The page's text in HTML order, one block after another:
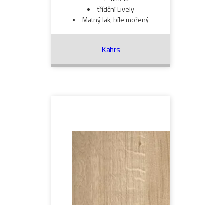
třídění Lively
Matný lak, bíle mořený
Kährs